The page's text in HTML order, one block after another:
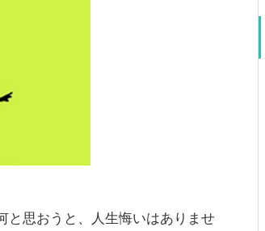
と思おうと、人生悔いはありませ